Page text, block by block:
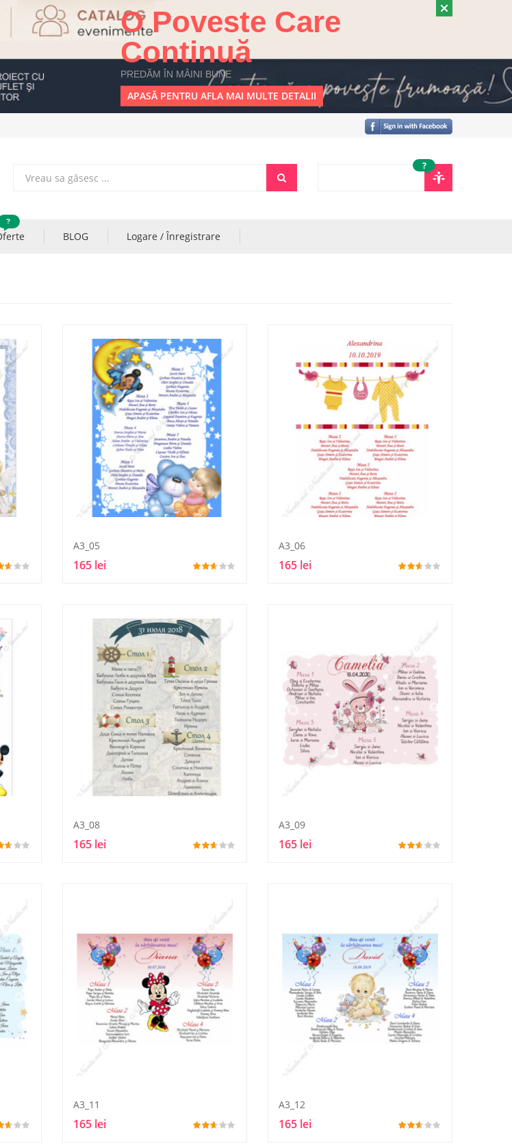
O Poveste Care
Continuă
PREDĂM ÎN MÂINI BUNE
APASĂ PENTRU AFLA MAI MULTE DETALII
?
?
BLOG Logare / Înregistrare
A3_05
165 lei
A3_06
165 lei
A3_08
165 lei
A3_09
165 lei
A3_11
165 lei
A3_12
165 lei